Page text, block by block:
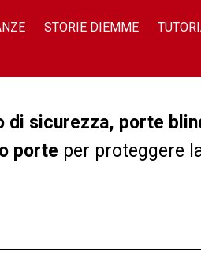
STORIE DIEMME
di sicurezza, porte
porte per proteggere